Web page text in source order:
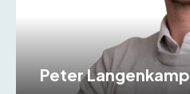
Peter Langenkamp